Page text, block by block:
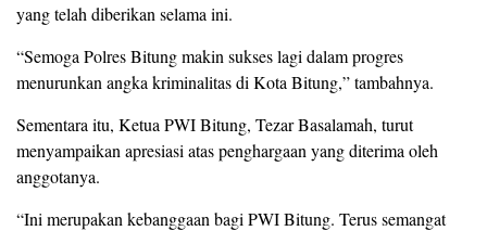
yang telah diberikan selama ini.
“Semoga Polres Bitung makin sukses lagi dalam progres
menurunkan angka kriminalitas di Kota Bitung,” tambahnya.
Sementara itu, Ketua PWI Bitung, Tezar Basalamah, turut
menyampaikan apresiasi atas penghargaan yang diterima oleh
anggotanya.
“Ini merupakan kebanggaan bagi PWI Bitung. Terus semangat